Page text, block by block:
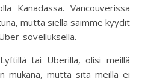
Kanadassa. Vancouverissa
mutta siellä saimme kyydit
sovelluksella.
tai Uberilla, olisi meillä
mukana, mutta sitä meillä ei